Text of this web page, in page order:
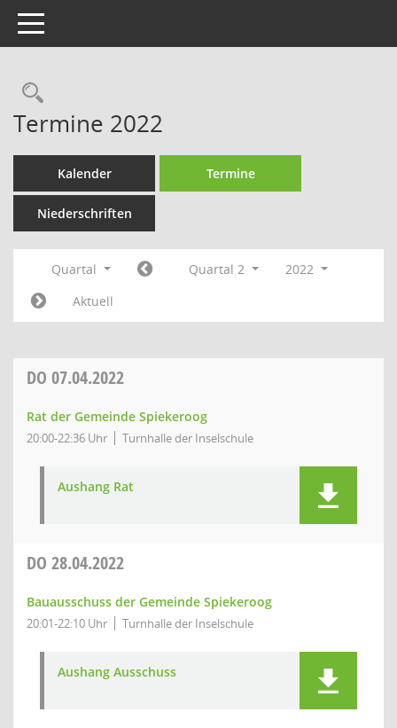
Toggle navigation
Rechercheauswahl
Termine 2022
Kalender Termine
Niederschriften
Quartal Quartal 2
2022
Aktuell
DO 07.04.2022
Rat der Gemeinde Spiekeroog
20:00-22:36 Uhr Turnhalle der Inselschule
Aushang Rat
DO 28.04.2022
Bauausschuss der Gemeinde Spiekeroog
20:01-22:10 Uhr Turnhalle der Inselschule
Aushang Ausschuss